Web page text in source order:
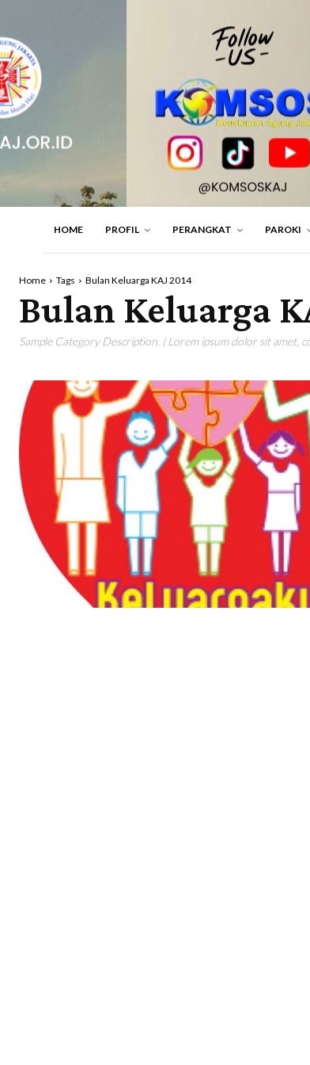
HOME PROFIL PERANGKAT PAROKI
Home Tags Bulan Keluarga KAJ 2014
Bulan Keluarga
Sample Category Description. ( Lorem ipsum dolor sit amet,